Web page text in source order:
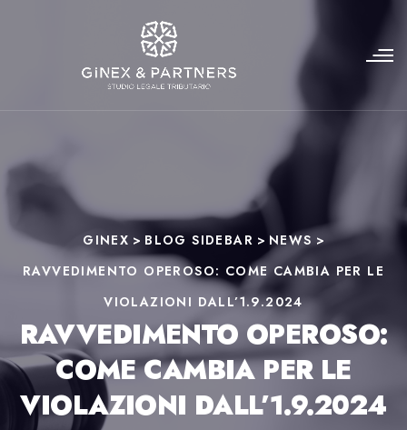
GINEX > BLOG SIDEBAR > NEWS >
RAVVEDIMENTO OPEROSO: COME CAMBIA PER LE
VIOLAZIONI DALL’1.9.2024
RAVVEDIMENTO OPEROSO:
COME CAMBIA PER LE
VIOLAZIONI DALL’1.9.2024